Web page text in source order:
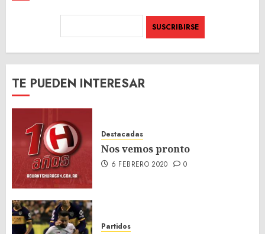
TE PUEDEN INTERESAR
Destacadas
Nos vemos pronto
6 FEBRERO 2020 0
Partidos